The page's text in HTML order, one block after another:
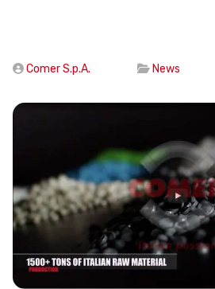
Comer S.p.A. News